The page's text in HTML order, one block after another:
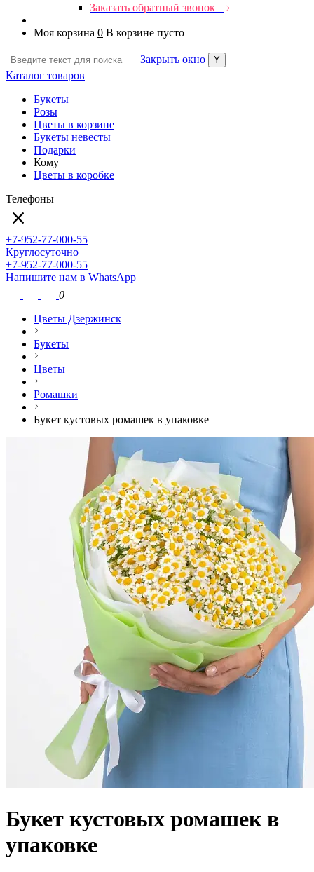
Заказать обратный звонок
Моя корзина 0 В корзине пусто
Закрыть окно
Каталог товаров
Букеты
Розы
Цветы в корзине
Букеты невесты
Подарки
Кому
Цветы в коробке
Телефоны
+7-952-77-000-55
Круглосуточно
+7-952-77-000-55
Напишите нам в WhatsApp
0
Цветы Дзержинск
Букеты
Цветы
Ромашки
Букет кустовых ромашек в упаковке
Букет кустовых ромашек в
упаковке